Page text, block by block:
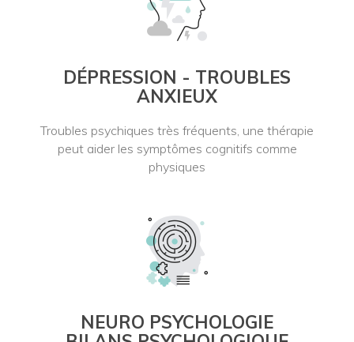
DÉPRESSION - TROUBLES
ANXIEUX
Troubles psychiques très fréquents, une thérapie
peut aider les symptômes cognitifs comme
physiques
NEURO PSYCHOLOGIE